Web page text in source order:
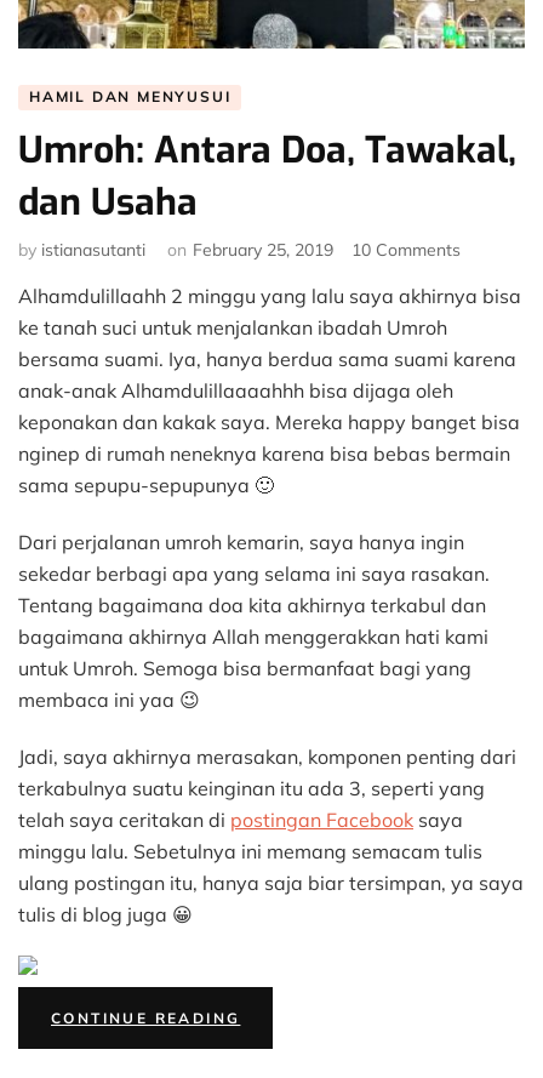
HAMIL DAN MENYUSUI
Umroh: Antara Doa, Tawakal,
dan Usaha
by istianasutanti on February 25, 2019 10 Comments
Antara
Tawakal,
Alhamdulillaahh 2 minggu yang lalu saya akhirnya bisa
ke tanah suci untuk menjalankan ibadah Umroh
bersama suami. Iya, hanya berdua sama suami karena
anak-anak Alhamdulillaaaahhh bisa dijaga oleh
keponakan dan kakak saya. Mereka happy banget bisa
nginep di rumah neneknya karena bisa bebas bermain
sama sepupu-sepupunya 🙂
Dari perjalanan umroh kemarin, saya hanya ingin
sekedar berbagi apa yang selama ini saya rasakan.
Tentang bagaimana doa kita akhirnya terkabul dan
bagaimana akhirnya Allah menggerakkan hati kami
untuk Umroh. Semoga bisa bermanfaat bagi yang
membaca ini yaa 😉
Jadi, saya akhirnya merasakan, komponen penting dari
terkabulnya suatu keinginan itu ada 3, seperti yang
telah saya ceritakan di postingan Facebook saya
minggu lalu. Sebetulnya ini memang semacam tulis
ulang postingan itu, hanya saja biar tersimpan, ya saya
tulis di blog juga 😀
CONTINUE READINGANTARA
TAWAKAL,